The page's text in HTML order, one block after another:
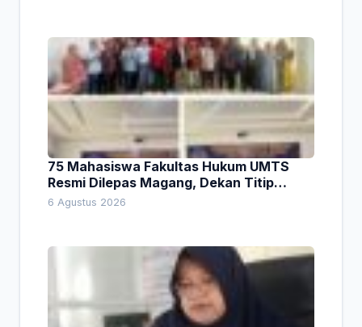
75 Mahasiswa Fakultas Hukum UMTS
Resmi Dilepas Magang, Dekan Titip
Empat Pesan Penting
6 Agustus 2026